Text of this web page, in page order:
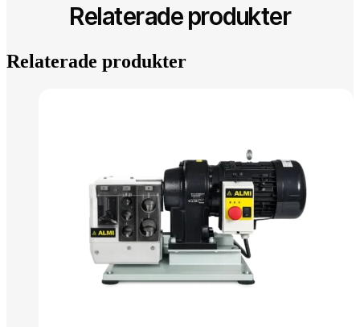
Relaterade produkter
Relaterade produkter